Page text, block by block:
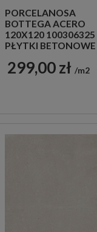
PORCELANOSA
BOTTEGA ACERO
120X120 100306325
PŁYTKI BETONOWE
299,00 zł m2